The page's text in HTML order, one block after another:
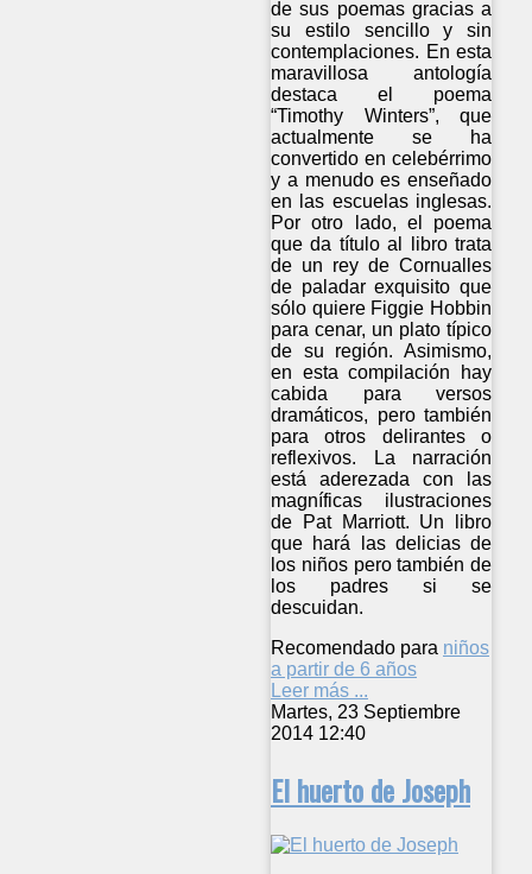
de sus poemas gracias a
su estilo sencillo y sin
contemplaciones. En esta
maravillosa antología
destaca el poema
“Timothy Winters”, que
actualmente se ha
convertido en celebérrimo
y a menudo es enseñado
en las escuelas inglesas.
Por otro lado, el poema
que da título al libro trata
de un rey de Cornualles
de paladar exquisito que
sólo quiere Figgie Hobbin
para cenar, un plato típico
de su región. Asimismo,
en esta compilación hay
cabida para versos
dramáticos, pero también
para otros delirantes o
reflexivos. La narración
está aderezada con las
magníficas ilustraciones
de Pat Marriott. Un libro
que hará las delicias de
los niños pero también de
los padres si se
descuidan.
Recomendado para niños
a partir de 6 años
Leer más ...
Martes, 23 Septiembre
2014 12:40
El huerto de Joseph